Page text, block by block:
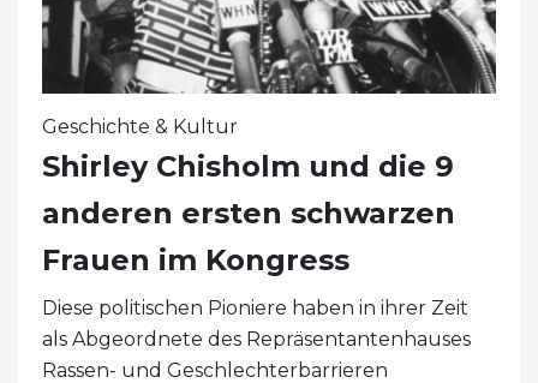
Geschichte & Kultur
Shirley Chisholm und die 9
anderen ersten schwarzen
Frauen im Kongress
Diese politischen Pioniere haben in ihrer Zeit
als Abgeordnete des Repräsentantenhauses
Rassen- und Geschlechterbarrieren